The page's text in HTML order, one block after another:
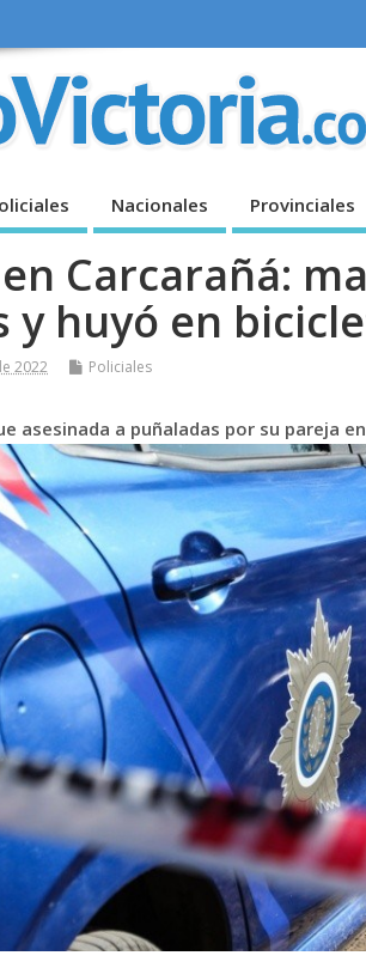
Nacionales Provinciales
Carcarañá:
y huyó en
2022 Policiales
asesinada a puñaladas por su pareja